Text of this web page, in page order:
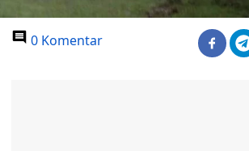
0 Komentar